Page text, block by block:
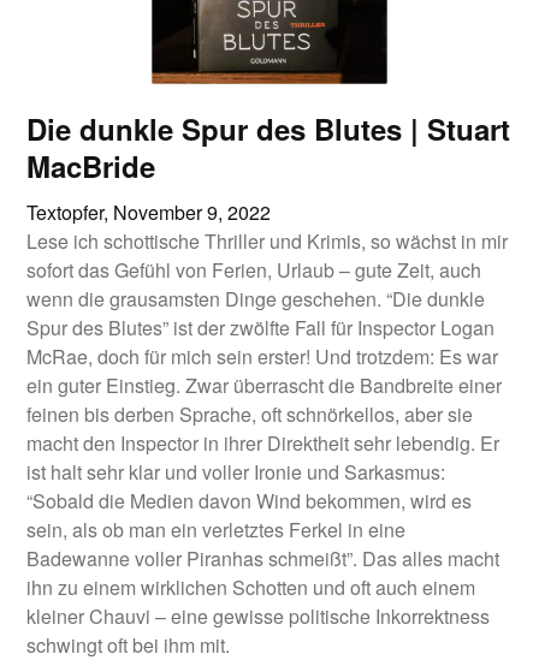
Die dunkle Spur des Blutes | Stuart
MacBride
Textopfer, November 9, 2022
Lese ich schottische Thriller und Krimis, so wächst in mir
sofort das Gefühl von Ferien, Urlaub – gute Zeit, auch
wenn die grausamsten Dinge geschehen. “Die dunkle
Spur des Blutes” ist der zwölfte Fall für Inspector Logan
McRae, doch für mich sein erster! Und trotzdem: Es war
ein guter Einstieg. Zwar überrascht die Bandbreite einer
feinen bis derben Sprache, oft schnörkellos, aber sie
macht den Inspector in ihrer Direktheit sehr lebendig. Er
ist halt sehr klar und voller Ironie und Sarkasmus:
“Sobald die Medien davon Wind bekommen, wird es
sein, als ob man ein verletztes Ferkel in eine
Badewanne voller Piranhas schmeißt”. Das alles macht
ihn zu einem wirklichen Schotten und oft auch einem
kleiner Chauvi – eine gewisse politische Inkorrektness
schwingt oft bei ihm mit.